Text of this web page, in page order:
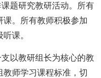
题研究教研活动。所有
。所有教师积极参加
课。
以教研组长为核心的教
师学习课程标准，切